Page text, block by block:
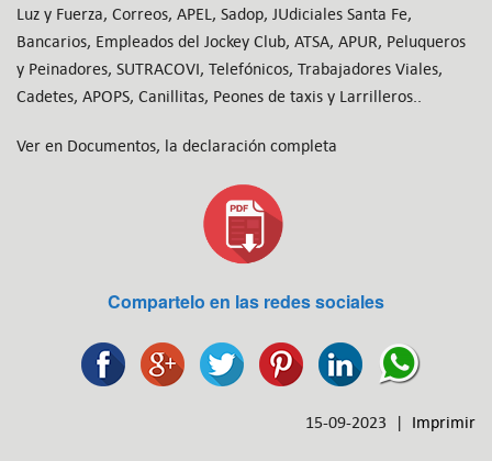
Luz y Fuerza, Correos, APEL, Sadop, JUdiciales Santa Fe,
Bancarios, Empleados del Jockey Club, ATSA, APUR, Peluqueros
y Peinadores, SUTRACOVI, Telefónicos, Trabajadores Viales,
Cadetes, APOPS, Canillitas, Peones de taxis y Larrilleros..
Ver en Documentos, la declaración completa
Compartelo en las redes sociales
15-09-2023 | Imprimir